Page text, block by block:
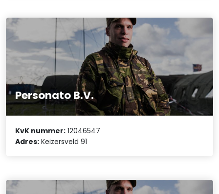
Personato B.V.
KvK nummer: 12046547
Adres: Keizersveld 91